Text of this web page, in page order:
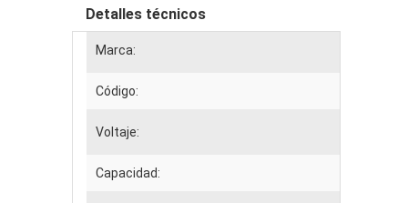
Detalles técnicos
Marca:
Código:
Voltaje:
Capacidad: